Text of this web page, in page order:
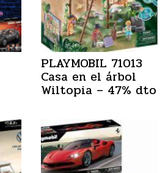
PLAYMOBIL 71013
Casa en el árbol
Wiltopia – 47% dto